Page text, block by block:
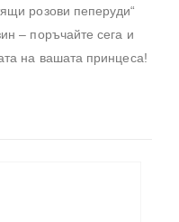
розови пеперуди“
– поръчайте сега и
на вашата принцеса!